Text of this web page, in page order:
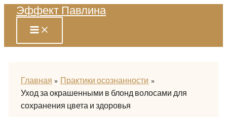
Перейти
содержимому
Эффект Павлина
Главная
Практики осознанности
Уход за окрашенными в блонд волосами для
сохранения цвета и здоровья